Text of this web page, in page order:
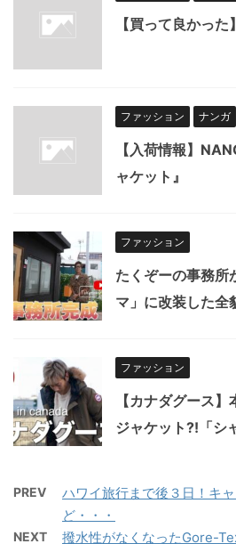
【買って良かっ
ファッション ナンガ
【入荷情報】
ャケット』
ファッション
たくぞーの事務所
マ」に改装した全
ファッション
【カナダグース
ジャケット?!「シ
PREV
ハワイ旅行まで後３日！キ
ど・・・
NEXT
撥水性がなくなったGore-